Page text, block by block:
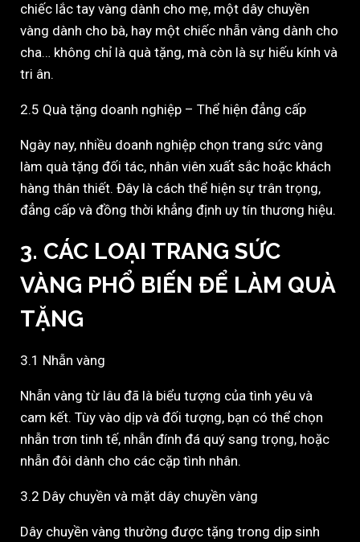
chiếc lắc tay vàng dành cho mẹ, một dây chuyền
vàng dành cho bà, hay một chiếc nhẫn vàng dành cho
cha… không chỉ là quà tặng, mà còn là sự hiếu kính và
tri ân.
2.5 Quà tặng doanh nghiệp – Thể hiện đẳng cấp
Ngày nay, nhiều doanh nghiệp chọn trang sức vàng
làm quà tặng đối tác, nhân viên xuất sắc hoặc khách
hàng thân thiết. Đây là cách thể hiện sự trân trọng,
đẳng cấp và đồng thời khẳng định uy tín thương hiệu.
3. CÁC LOẠI TRANG SỨC
VÀNG PHỔ BIẾN ĐỂ LÀM QUÀ
TẶNG
3.1 Nhẫn vàng
Nhẫn vàng từ lâu đã là biểu tượng của tình yêu và
cam kết. Tùy vào dịp và đối tượng, bạn có thể chọn
nhẫn trơn tinh tế, nhẫn đính đá quý sang trọng, hoặc
nhẫn đôi dành cho các cặp tình nhân.
3.2 Dây chuyền và mặt dây chuyền vàng
Dây chuyền vàng thường được tặng trong dịp sinh